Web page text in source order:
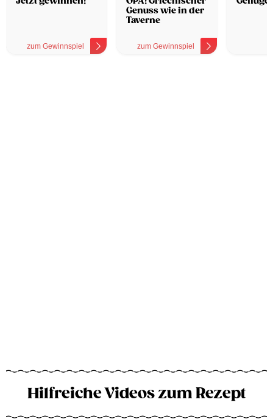
zum Gewinnspiel
Genuss wie in der
Taverne
zum Gewinnspiel
Hilfreiche Videos zum Rezept